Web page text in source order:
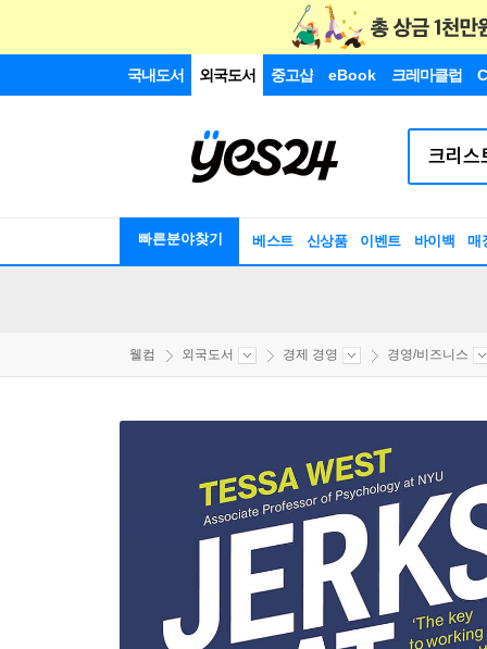
국내도서 외국도서 중고샵 eBook 크레마클럽
빠른분야찾기 베스트 신상품 이벤트 바이백 매
웰컴 외국도서 경제 경영 경영/비즈니스